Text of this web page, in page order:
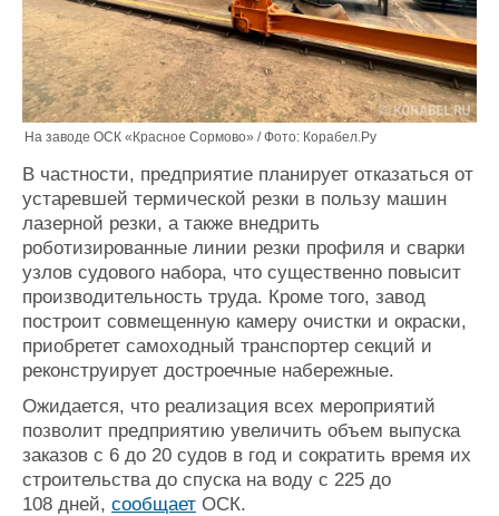
На заводе ОСК «Красное Сормово» / Фото: Корабел.Ру
В частности, предприятие планирует отказаться от
устаревшей термической резки в пользу машин
лазерной резки, а также внедрить
роботизированные линии резки профиля и сварки
узлов судового набора, что существенно повысит
производительность труда. Кроме того, завод
построит совмещенную камеру очистки и окраски,
приобретет самоходный транспортер секций и
реконструирует достроечные набережные.
Ожидается, что реализация всех мероприятий
позволит предприятию увеличить объем выпуска
заказов с 6 до 20 судов в год и сократить время их
строительства до спуска на воду с 225 до
108 дней, сообщает ОСК.